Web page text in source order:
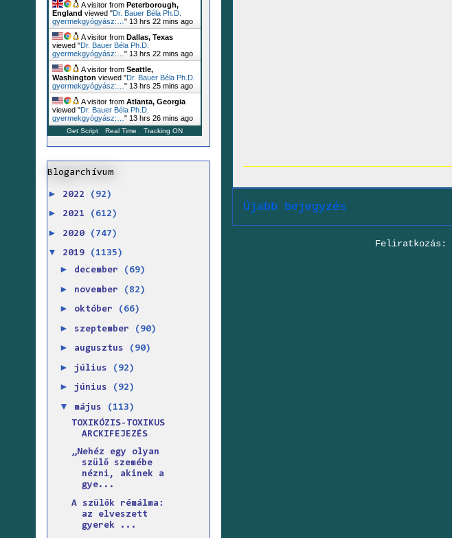
Újabb bejegyzés
Feliratkozás:
A visitor from Peterborough,
England viewed "Dr. Bauer Béla Ph.D.
gyermekgyógyász:… " 13 hrs 22 mins ago
A visitor from Dallas, Texas
viewed "Dr. Bauer Béla Ph.D.
gyermekgyógyász:… " 13 hrs 22 mins ago
A visitor from Seattle,
Washington viewed "Dr. Bauer Béla Ph.D.
gyermekgyógyász:… " 13 hrs 25 mins ago
A visitor from Atlanta, Georgia
viewed "Dr. Bauer Béla Ph.D.
gyermekgyógyász:… " 13 hrs 26 mins ago
Get Script Real Time Tracking ON
Blogarchívum
► 2022 (92)
► 2021 (612)
► 2020 (747)
▼ 2019 (1135)
► december (69)
► november (82)
► október (66)
► szeptember (90)
► augusztus (90)
► július (92)
► június (92)
▼ május
(113)
TOXIKÓZIS-TOXIKUS
ARCKIFEJEZÉS
„Nehéz egy olyan
szülő szemébe
nézni, akinek a
gye...
A szülők rémálma:
az elveszett
gyerek ...